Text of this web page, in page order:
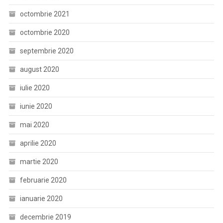
octombrie 2021
octombrie 2020
septembrie 2020
august 2020
iulie 2020
iunie 2020
mai 2020
aprilie 2020
martie 2020
februarie 2020
ianuarie 2020
decembrie 2019